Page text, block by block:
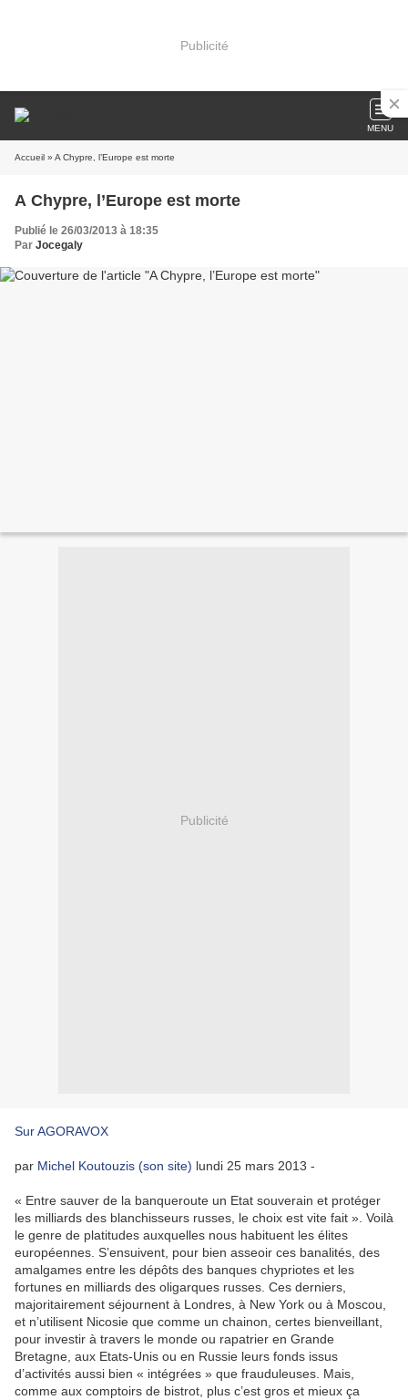
Publicité
MENU
Accueil » A Chypre, l’Europe est morte
A Chypre, l’Europe est morte
Publié le 26/03/2013 à 18:35
Par Jocegaly
Publicité
Sur AGORAVOX
par Michel Koutouzis (son site) lundi 25 mars 2013 -
« Entre sauver de la banqueroute un Etat souverain et protéger
les milliards des blanchisseurs russes, le choix est vite fait ». Voilà
le genre de platitudes auxquelles nous habituent les élites
européennes. S’ensuivent, pour bien asseoir ces banalités, des
amalgames entre les dépôts des banques chypriotes et les
fortunes en milliards des oligarques russes. Ces derniers,
majoritairement séjournent à Londres, à New York ou à Moscou,
et n’utilisent Nicosie que comme un chainon, certes bienveillant,
pour investir à travers le monde ou rapatrier en Grande
Bretagne, aux Etats-Unis ou en Russie leurs fonds issus
d’activités aussi bien « intégrées » que frauduleuses. Mais,
comme aux comptoirs de bistrot, plus c’est gros et mieux ça